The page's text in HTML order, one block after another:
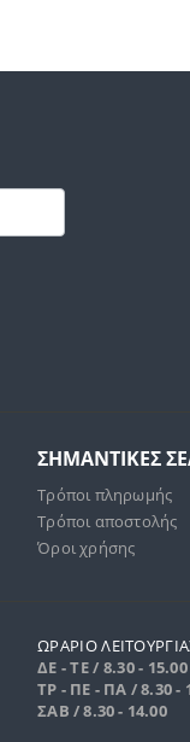
ΣΗΜΑΝΤΙΚΕΣ
Τρόποι πληρωμής
Τρόποι αποστολής
Όροι χρήσης
ΩΡΑΡΙΟ
ΔΕ - ΤΕ / 8.30 - 15.00
ΤΡ - ΠΕ - ΠΑ / 8.30 -
ΣΑΒ / 8.30 - 14.00